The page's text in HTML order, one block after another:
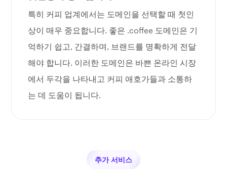
특히 커피 업계에서는 도메인을 선택할 때 첫인
상이 매우 중요합니다. 좋은 .coffee 도메인은 기
억하기 쉽고, 간결하며, 브랜드를 명확하게 전달
해야 합니다. 이러한 도메인은 바쁜 온라인 시장
에서 두각을 나타내고 커피 애호가들과 소통하
는 데 도움이 됩니다.
추가 서비스